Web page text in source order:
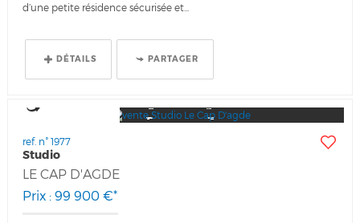
d’une petite résidence sécurisée et...
DÉTAILS PARTAGER
ref. n° 1977
Studio
LE CAP D'AGDE
Prix : 99 900 €*